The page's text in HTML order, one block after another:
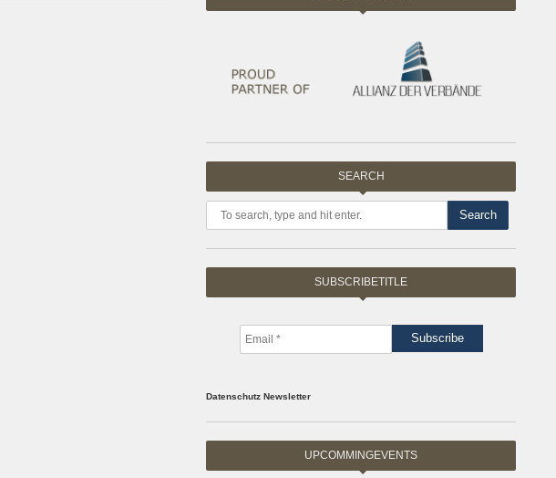
SEARCH
Search
SUBSCRIBETITLE
Datenschutz Newsletter
UPCOMMINGEVENTS